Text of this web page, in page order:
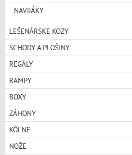
NAVIJÁKY
LEŠENÁRSKE KOZY
SCHODY A PLOŠINY
REGÁLY
RAMPY
BOXY
ZÁHONY
KÔLNE
NOŽE